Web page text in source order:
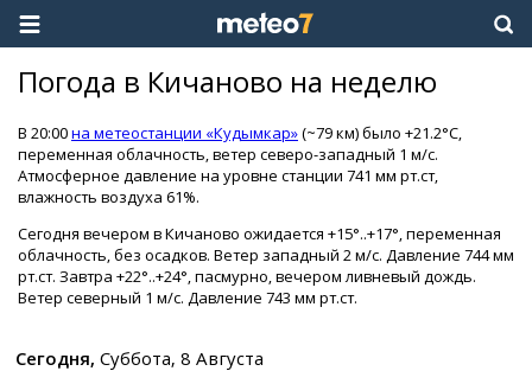
Погода в Кичаново на неделю
В 20:00на метеостанции «Кудымкар»(~79 км) было +21.2°C,
переменная облачность, ветер северо-западный 1 м/с.
Атмосферное давление на уровне станции 741 мм рт.ст,
влажность воздуха 61%.
Сегодня вечером в Кичаново ожидается +15°..+17°, переменная
облачность, без осадков. Ветер западный 2 м/с. Давление 744 мм
рт.ст. Завтра +22°..+24°, пасмурно, вечером ливневый дождь.
Ветер северный 1 м/с. Давление 743 мм рт.ст.
Сегодня, Суббота, 8 Августа